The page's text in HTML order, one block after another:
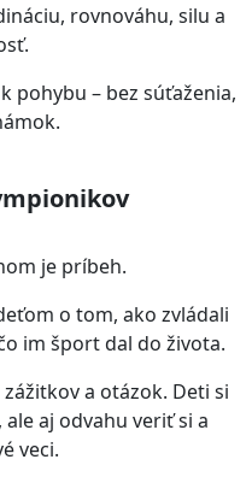
rovnováhu, silu a
pohybu – bez súťaženia,
je príbeh.
o tom, ako zvládali
im šport dal do života.
a otázok. Deti si
aj odvahu veriť si a
veci.